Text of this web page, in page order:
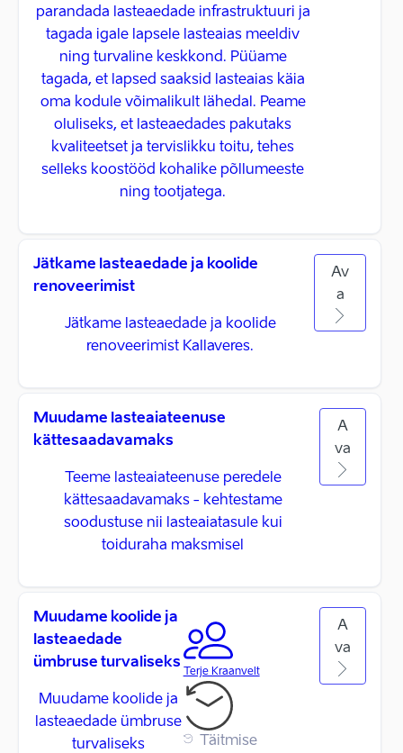
parandada lasteaedade infrastruktuuri ja
tagada igale lapsele lasteaias meeldiv
ning turvaline keskkond. Püüame
tagada, et lapsed saaksid lasteaias käia
oma kodule võimalikult lähedal. Peame
oluliseks, et lasteaedades pakutaks
kvaliteetset ja tervislikku toitu, tehes
selleks koostööd kohalike põllumeeste
ning tootjatega.
Jätkame lasteaedade ja koolide
renoveerimist
Jätkame lasteaedade ja koolide
renoveerimist Kallaveres.
Av
a
Muudame lasteaiateenuse
kättesaadavamaks
Teeme lasteaiateenuse peredele
kättesaadavamaks - kehtestame
soodustuse nii lasteaiatasule kui
toiduraha maksmisel
A
va
Muudame koolide ja
lasteaedade
ümbruse turvaliseks
Muudame koolide ja
lasteaedade ümbruse
turvaliseks
Terje Kraanvelt
Täitmise
A
va